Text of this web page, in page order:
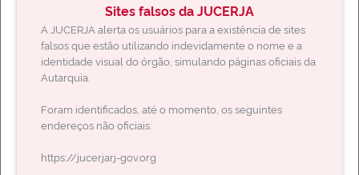
Certidão Online
Solicite e baixe suas certidões aqui
Regin
Sites falsos da JUCERJA
A JUCERJA alerta os usuários para a existência de sites
falsos que estão utilizando indevidamente o nome e a
identidade visual do órgão, simulando páginas oficiais da
Autarquia.
Foram identificados, até o momento, os seguintes
endereços não oficiais:
https://jucerjarj-gov.org